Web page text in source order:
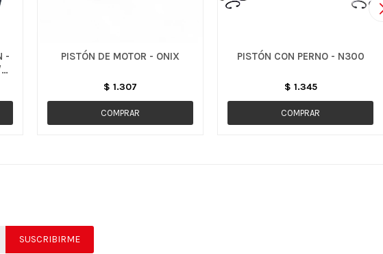
-
PISTÓN DE MOTOR - ONIX
$ 1.307
PISTÓN CON PERNO - N300
$ 1.345
SUSCRIBIRME